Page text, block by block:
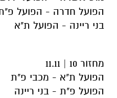
הפועל חדרה - הפועל
בני ריינה - הפועל ת"א
מחזור 10 | 11.11
הפועל ת"א - מכבי פ"ת
הפועל פ"ת - בני ריינה